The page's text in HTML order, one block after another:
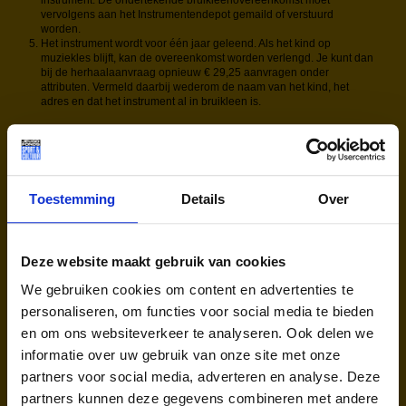
Toestemming Details Over
Deze website maakt gebruik van cookies
We gebruiken cookies om content en advertenties te
personaliseren, om functies voor social media te bieden
en om ons websiteverkeer te analyseren. Ook delen we
informatie over uw gebruik van onze site met onze
partners voor social media, adverteren en analyse. Deze
partners kunnen deze gegevens combineren met andere
vervolgens aan het Instrumentendepot gemaild of verstuurd
worden.
Het instrument wordt voor één jaar geleend. Als het kind op
muziekles blijft, kan de overeenkomst worden verlengd. Je kunt dan
bij de herhaalaanvraag opnieuw € 29,25 aanvragen onder
attributen. Vermeld daarbij wederom de naam van het kind, het
adres en dat het instrument al in bruikleen is.
Gaat het kind van les af? Dan moeten de
ouder(s)/verzorger(s) zelf zorgen voor retournering van
krijgen de ouder(s)/verzorger(s) een bericht van het
Instrumentendepot.
Vragen?
Voor meer informatie kun je contact opnemen met de
Helpdesk team Jeugdfonds Sport & Cultuur Utrecht: